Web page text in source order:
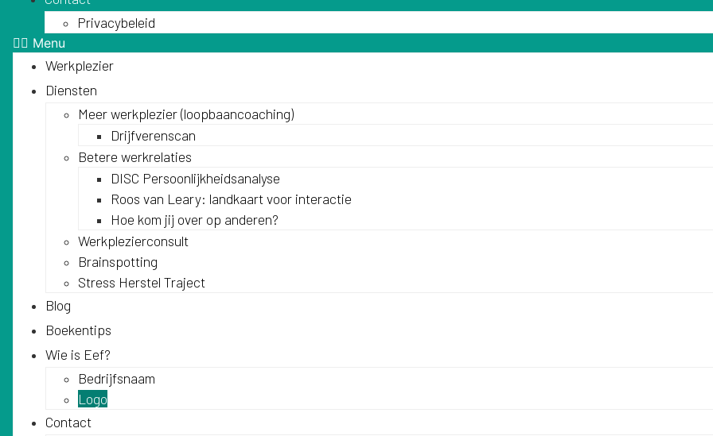
Privacybeleid
Menu
Werkplezier
Diensten
Meer werkplezier (loopbaancoaching)
Drijfverenscan
Betere werkrelaties
DISC Persoonlijkheidsanalyse
Roos van Leary: landkaart voor interactie
Hoe kom jij over op anderen?
Werkplezierconsult
Brainspotting
Stress Herstel Traject
Blog
Boekentips
Wie is Eef?
Bedrijfsnaam
Logo
Contact